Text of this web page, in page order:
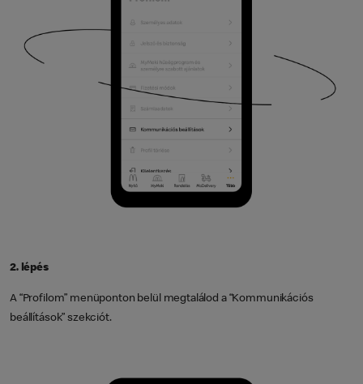
2. lépés
A “Profilom” menüponton belül megtalálod a “Kommunikációs
beállítások” szekciót.